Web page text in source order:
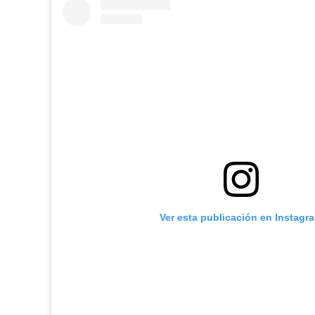
Ver esta publicación en